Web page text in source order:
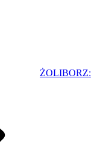
ŻOLIBORZ: